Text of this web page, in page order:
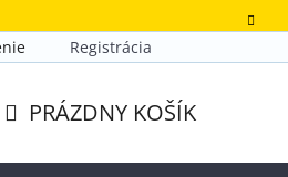
podmienkyRegistrácia
PRÁZDNY KOŠÍK